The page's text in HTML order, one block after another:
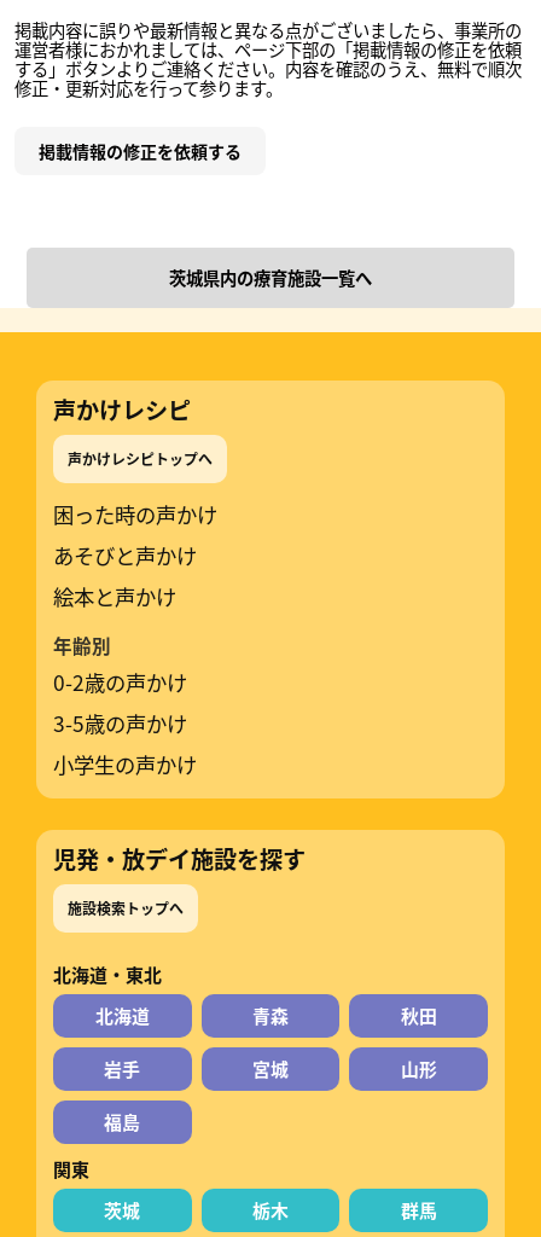
掲載内容に誤りや最新情報と異なる点がございましたら、事業所の
運営者様におかれましては、ページ下部の「掲載情報の修正を依頼
する」ボタンよりご連絡ください。内容を確認のうえ、無料で順次
修正・更新対応を行って参ります。
掲載情報の修正を依頼する
茨城県内の療育施設一覧へ
声かけレシピ
声かけレシピトップへ
困った時の声かけ
あそびと声かけ
絵本と声かけ
年齢別
0-2歳の声かけ
3-5歳の声かけ
小学生の声かけ
児発・放デイ施設を探す
施設検索トップへ
北海道・東北
北海道
青森 秋田
岩手 宮城 山形
福島
関東
茨城
栃木 群馬